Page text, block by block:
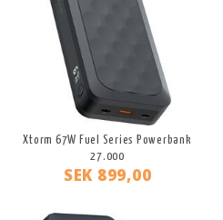
Xtorm 67W Fuel Series Powerbank
27.000
SEK 899,00